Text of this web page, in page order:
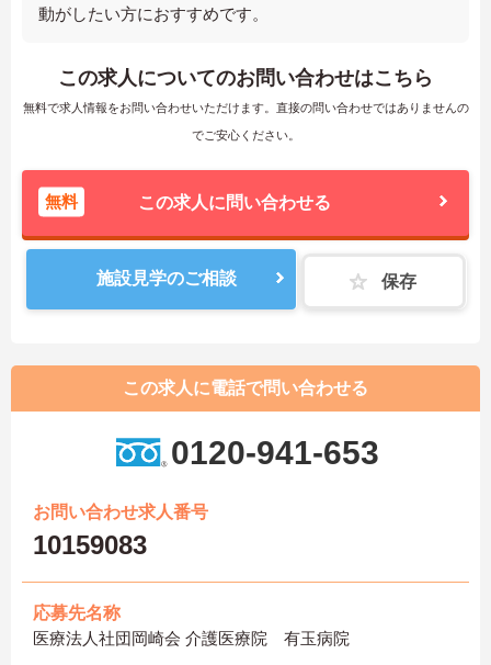
動がしたい方におすすめです。
この求人についてのお問い合わせはこちら
無料で求人情報をお問い合わせいただけます。直接の問い合わせではありませんの
でご安心ください。
無料 この求人に問い合わせる
施設見学のご相談 保存
この求人に電話で問い合わせる
0120-941-653
お問い合わせ求人番号
10159083
応募先名称
医療法人社団岡崎会 介護医療院 有玉病院